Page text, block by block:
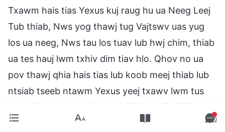
Txawm hais tias Yexus kuj raug hu ua Neeg Leej
Tub thiab, Nws yog thawj tug Vajtswv uas yug
los ua neeg, Nws tau los tuav lub hwj chim, thiab
ua tes hauj lwm txhiv dim tiav hlo. Qhov no ua
pov thawj qhia hais tias lub koob meej thiab lub
ntsiab tseeb ntawm Yexus yeej txawv lwm tus
uas kuj raug hu ua Neeg Leej Tub no li. Niaj hnub
no, leej twg ntawm nej tau luag hais tias tag nrho